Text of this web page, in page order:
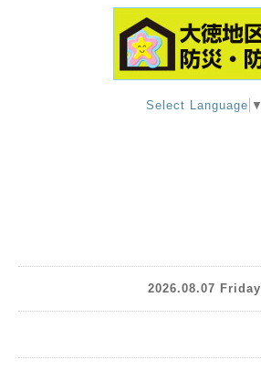
Select Language ▼
2026.08.07 Friday